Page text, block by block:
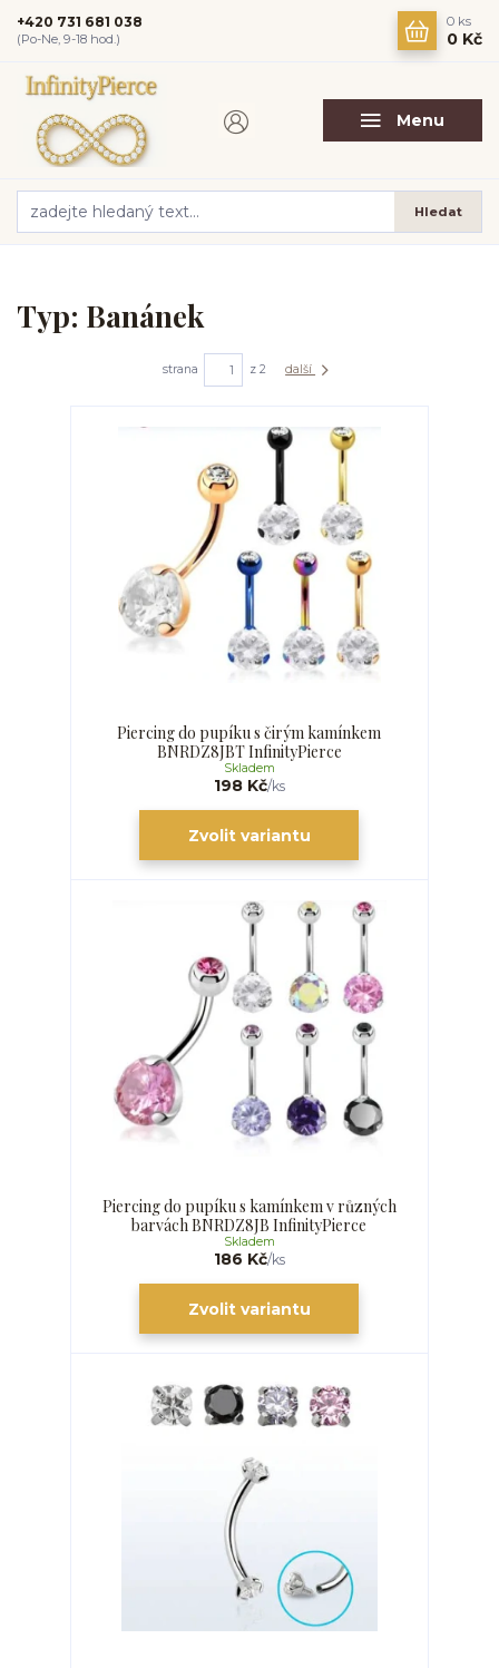
Menu
Hledat
+420 731 681 038
(Po-Ne, 9-18 hod.)
0 ks
0 Kč
Typ: Banánek
strana z 2 další
Piercing do pupíku s čirým kamínkem
BNRDZ8JBT InfinityPierce
198 Kč/ks
Skladem
Zvolit variantu
Piercing do pupíku s kamínkem v různých
barvách BNRDZ8JB InfinityPierce
186 Kč/ks
Skladem
Zvolit variantu